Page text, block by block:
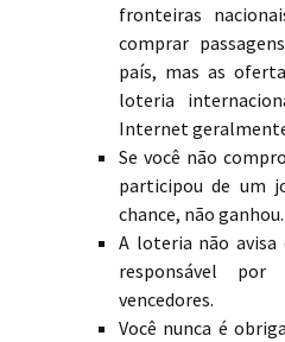
fronteiras
comprar
país, mas as
loteria
Internet
Se você não
participou de um
chance, não ganhou.
A loteria não avisa
responsável por
vencedores.
Você nunca é